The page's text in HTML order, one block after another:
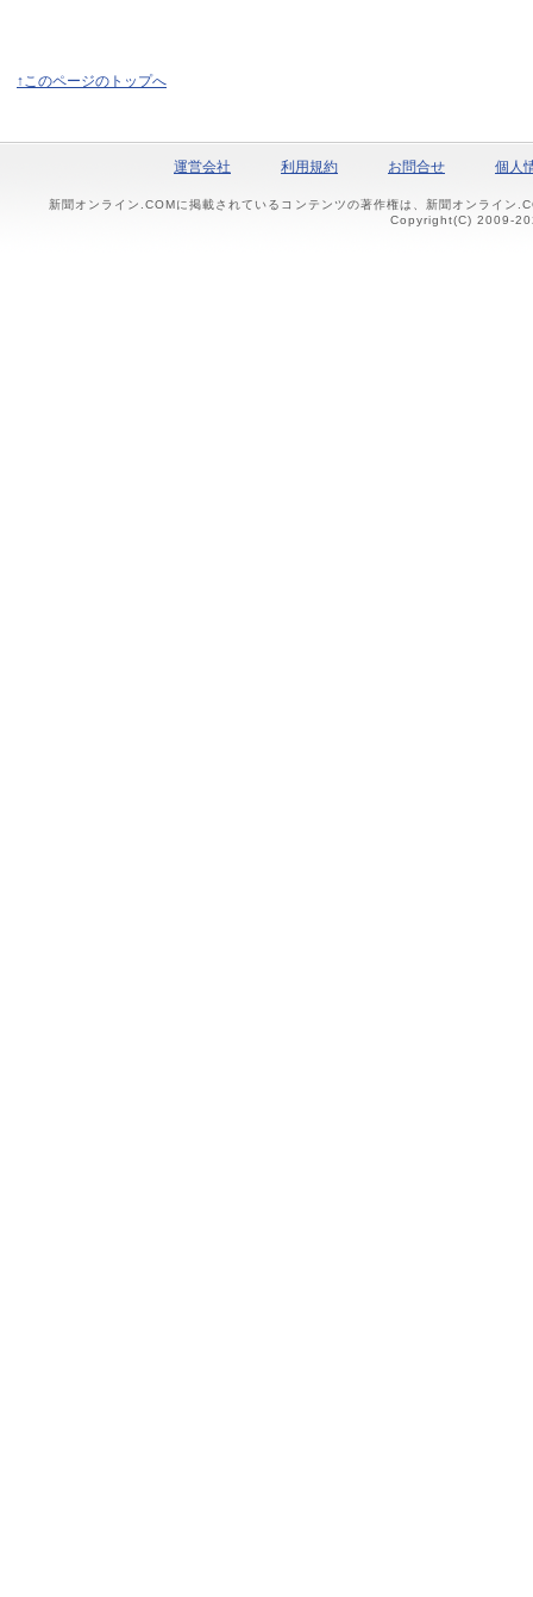
↑このページのトップへ
運営会社 利用規約 お問合せ 個人
新聞オンライン.COMに掲載されているコンテンツの著作権は、新聞オンライン
Copyright(C) 2009-